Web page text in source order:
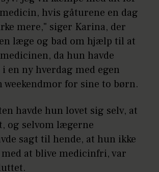
hvis gåturene en dag
mere," siger Karina, der
læge og bad om hjælp til at
da hun havde
en ny hverdag med egen
weekendmor for sine to børn.
havde hun lovet sig selv, at
og selvom lægerne
sagt til hende, at hun ikke
at blive medicinfri, var